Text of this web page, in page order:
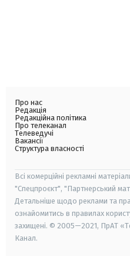
Про нас
Редакція
Редакційна політика
Про телеканал
Телеведучі
Вакансії
Структура власності
Всі комерційні рекламні
"Спецпроєкт", "Партнерський
Детальніше щодо реклами та
ознайомитись в правилах
захищені. © 2005—2021, ПрАТ
Канал.